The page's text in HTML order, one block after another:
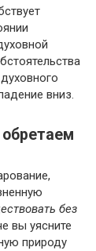
вниз.
без
вы уясните
природу